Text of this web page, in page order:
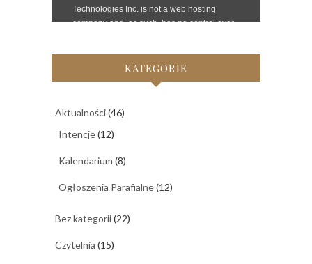
KATEGORIE
Aktualności(46)
Intencje(12)
Kalendarium (8)
Ogłoszenia Parafialne(12)
Bez kategorii(22)
Czytelnia (15)